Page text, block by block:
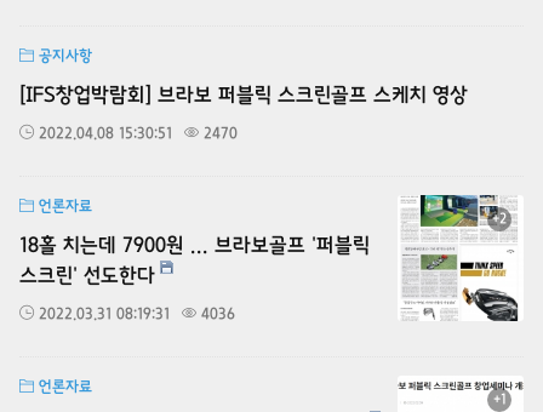
공지사항
[IFS창업박람회] 브라보 퍼블릭 스크린골프 스케치 영상
2022.04.08 15:30:51 2470
언론자료
18홀 치는데 7900원 ... 브라보골프 '퍼블릭
스크린' 선도한다
2022.03.31 08:19:31 4036
+2
언론자료
+1